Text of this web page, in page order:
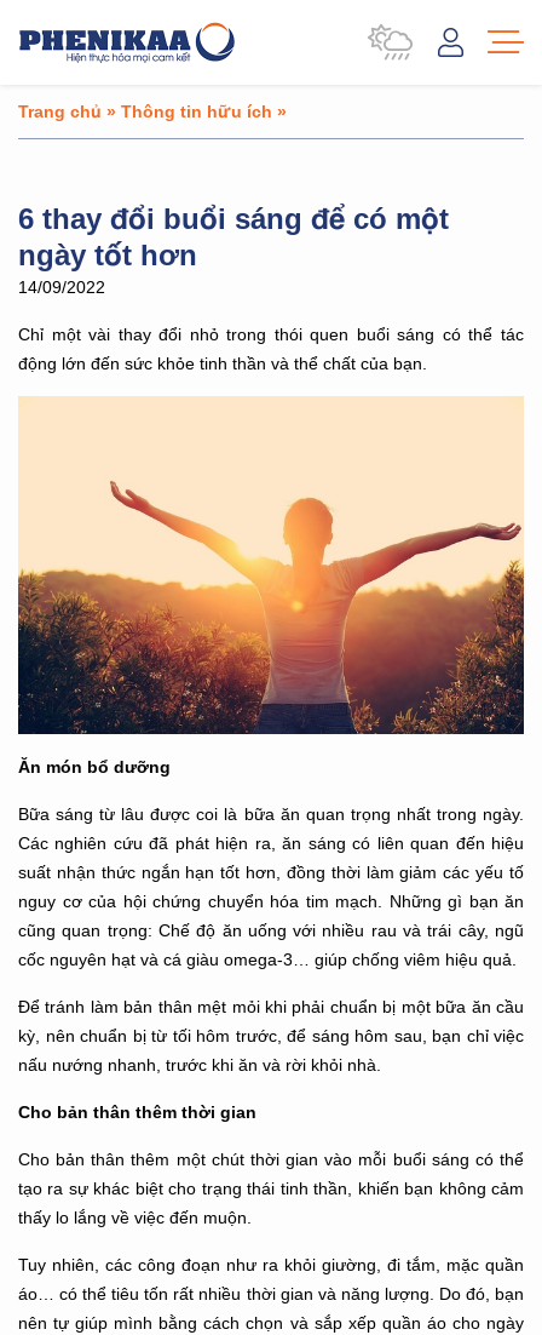
Trang chủ » Thông tin hữu ích »
6 thay đổi buổi sáng để có một
ngày tốt hơn
14/09/2022
Chỉ một vài thay đổi nhỏ trong thói quen buổi sáng có thể tác
động lớn đến sức khỏe tinh thần và thể chất của bạn.
Ăn món bổ dưỡng
Bữa sáng từ lâu được coi là bữa ăn quan trọng nhất trong ngày.
Các nghiên cứu đã phát hiện ra, ăn sáng có liên quan đến hiệu
suất nhận thức ngắn hạn tốt hơn, đồng thời làm giảm các yếu tố
nguy cơ của hội chứng chuyển hóa tim mạch. Những gì bạn ăn
cũng quan trọng: Chế độ ăn uống với nhiều rau và trái cây, ngũ
cốc nguyên hạt và cá giàu omega-3… giúp chống viêm hiệu quả.
Để tránh làm bản thân mệt mỏi khi phải chuẩn bị một bữa ăn cầu
kỳ, nên chuẩn bị từ tối hôm trước, để sáng hôm sau, bạn chỉ việc
nấu nướng nhanh, trước khi ăn và rời khỏi nhà.
Cho bản thân thêm thời gian
Cho bản thân thêm một chút thời gian vào mỗi buổi sáng có thể
tạo ra sự khác biệt cho trạng thái tinh thần, khiến bạn không cảm
thấy lo lắng về việc đến muộn.
Tuy nhiên, các công đoạn như ra khỏi giường, đi tắm, mặc quần
áo… có thể tiêu tốn rất nhiều thời gian và năng lượng. Do đó, bạn
nên tự giúp mình bằng cách chọn và sắp xếp quần áo cho ngày